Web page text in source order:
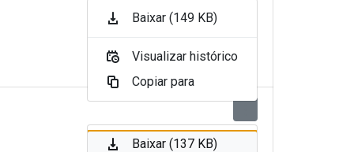
Baixar (149 KB)
Visualizar histórico
Copiar para
Baixar (137 KB)